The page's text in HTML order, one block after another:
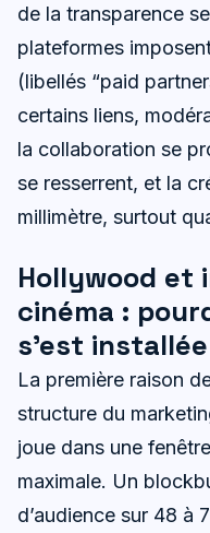
de la transparence
plateformes
(libellés “paid
certains liens,
la collaboration se
se resserrent, et la
millimètre, surtout
Hollywood et
cinéma :
s’est
La première raison
structure du
joue dans une
maximale. Un
d’audience sur 48 à